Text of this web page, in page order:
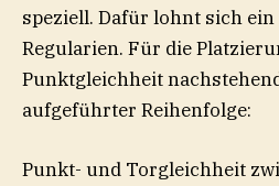
speziell. Dafür lohnt sich ein
Regularien. Für die
Punktgleichheit
aufgeführter Reihenfolge:
Punkt- und Torgleichheit